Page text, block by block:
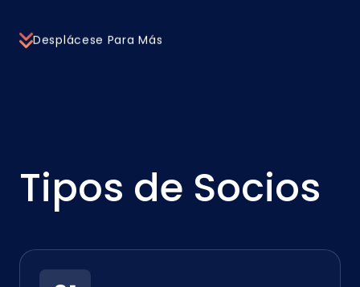
Desplácese Para Más
Tipos de Socios